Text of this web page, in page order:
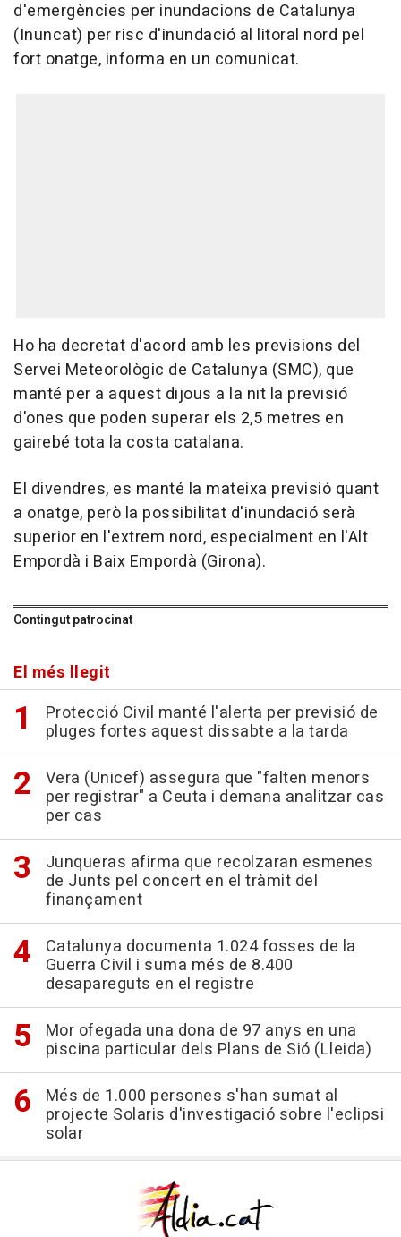
d'emergències per inundacions de Catalunya
(Inuncat) per risc d'inundació al litoral nord pel
fort onatge, informa en un comunicat.
Ho ha decretat d'acord amb les previsions del
Servei Meteorològic de Catalunya (SMC), que
manté per a aquest dijous a la nit la previsió
d'ones que poden superar els 2,5 metres en
gairebé tota la costa catalana.
El divendres, es manté la mateixa previsió quant
a onatge, però la possibilitat d'inundació serà
superior en l'extrem nord, especialment en l'Alt
Empordà i Baix Empordà (Girona).
Contingut patrocinat
El més llegit
Protecció Civil manté l'alerta per previsió de
pluges fortes aquest dissabte a la tarda
Vera (Unicef) assegura que "falten menors
per registrar" a Ceuta i demana analitzar cas
per cas
Junqueras afirma que recolzaran esmenes
de Junts pel concert en el tràmit del
finançament
Catalunya documenta 1.024 fosses de la
Guerra Civil i suma més de 8.400
desapareguts en el registre
Mor ofegada una dona de 97 anys en una
piscina particular dels Plans de Sió (Lleida)
Més de 1.000 persones s'han sumat al
projecte Solaris d'investigació sobre l'eclipsi
solar